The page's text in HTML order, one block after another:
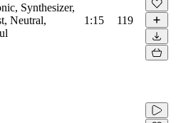
Synthesizer,
Neutral,
1:15 119